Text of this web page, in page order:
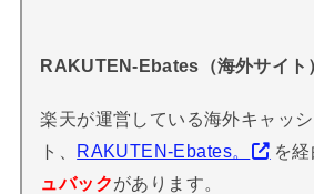
RAKUTEN-Ebates（海外サイト
楽天が運営している海外キャッ
ト、 RAKUTEN-Ebates。 を
ュバックがあります。